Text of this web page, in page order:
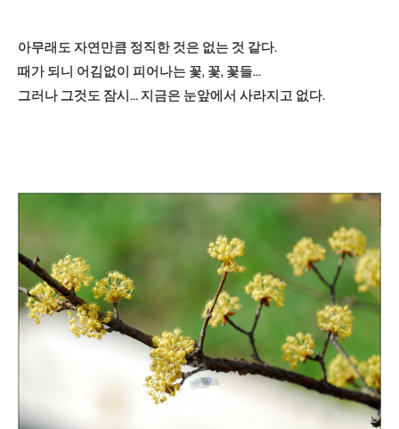
아무래도 자연만큼 정직한 것은 없는 것 같다.
때가 되니 어김없이 피어나는 꽃, 꽃, 꽃들...
그러나 그것도 잠시... 지금은 눈앞에서 사라지고 없다.